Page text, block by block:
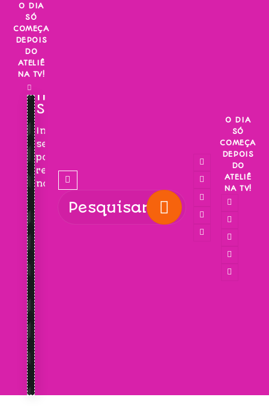
Skip
content
O DIA
SÓ
COMEÇA
DEPOIS
DO
ATELIÊ
NA TV!
INSCREVA-
SE!
Inscreva-
se
para
receber
novidades!
O DIA
SÓ
COMEÇA
DEPOIS
DO
ATELIÊ
NA TV!